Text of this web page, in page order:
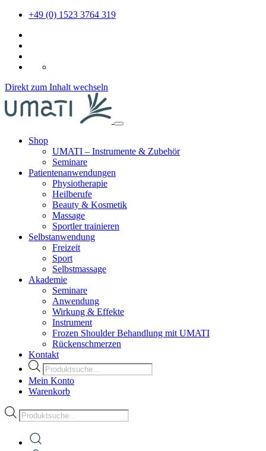
+49 (0) 1523 3764 319
Direkt zum Inhalt wechseln
Shop
UMATI – Instrumente & Zubehör
Seminare
Patientenanwendungen
Physiotherapie
Heilberufe
Beauty & Kosmetik
Massage
Sportler trainieren
Selbstanwendung
Freizeit
Sport
Selbstmassage
Akademie
Seminare
Anwendung
Wirkung & Effekte
Instrument
Frozen Shoulder Behandlung mit UMATI
Rückenschmerzen
Kontakt
Products
search
Mein Konto
Warenkorb
Products
search